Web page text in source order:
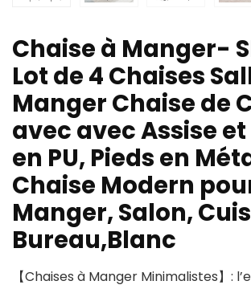
Chaise à Manger-
Lot de 4 Chaises
Manger Chaise de
avec avec Assise
en PU, Pieds en
Chaise Modern
Manger, Salon,
Bureau,Blanc
【Chaises à Manger Minimalistes】: